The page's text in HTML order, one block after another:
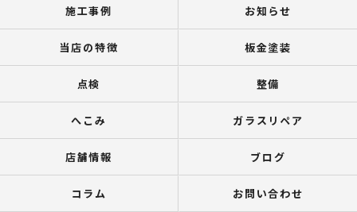
施工事例 お知らせ
当店の特徴 板金塗装
点検 整備
へこみ ガラスリペア
店舗情報 ブログ
コラム お問い合わせ